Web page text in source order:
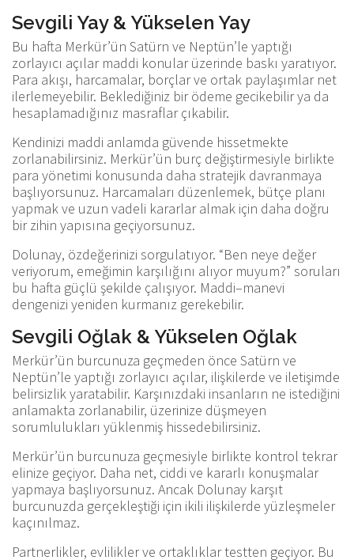
Sevgili Yay & Yükselen Yay
Bu hafta Merkür’ün Satürn ve Neptün’le yaptığı
zorlayıcı açılar maddi konular üzerinde baskı yaratıyor.
Para akışı, harcamalar, borçlar ve ortak paylaşımlar net
ilerlemeyebilir. Beklediğiniz bir ödeme gecikebilir ya da
hesaplamadığınız masraflar çıkabilir.
Kendinizi maddi anlamda güvende hissetmekte
zorlanabilirsiniz. Merkür’ün burç değiştirmesiyle birlikte
para yönetimi konusunda daha stratejik davranmaya
başlıyorsunuz. Harcamaları düzenlemek, bütçe planı
yapmak ve uzun vadeli kararlar almak için daha doğru
bir zihin yapısına geçiyorsunuz.
Dolunay, özdeğerinizi sorgulatıyor. “Ben neye değer
veriyorum, emeğimin karşılığını alıyor muyum?” soruları
bu hafta güçlü şekilde çalışıyor. Maddi–manevi
dengenizi yeniden kurmanız gerekebilir.
Sevgili Oğlak & Yükselen Oğlak
Merkür’ün burcunuza geçmeden önce Satürn ve
Neptün’le yaptığı zorlayıcı açılar, ilişkilerde ve iletişimde
belirsizlik yaratabilir. Karşınızdaki insanların ne istediğini
anlamakta zorlanabilir, üzerinize düşmeyen
sorumlulukları yüklenmiş hissedebilirsiniz.
Merkür’ün burcunuza geçmesiyle birlikte kontrol tekrar
elinize geçiyor. Daha net, ciddi ve kararlı konuşmalar
yapmaya başlıyorsunuz. Ancak Dolunay karşıt
burcunuzda gerçekleştiği için ikili ilişkilerde yüzleşmeler
kaçınılmaz.
Partnerlikler, evlilikler ve ortaklıklar testten geçiyor. Bu